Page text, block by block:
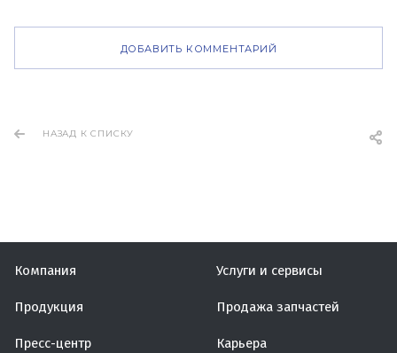
ДОБАВИТЬ КОММЕНТАРИЙ
НАЗАД К СПИСКУ
Компания Услуги и сервисы
Продукция Продажа запчастей
Пресс-центр Карьера